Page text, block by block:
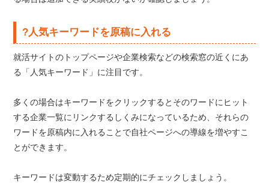
?人気キーワードを原稿に入れる
就活サイトのトップページや企業検索などの検索窓の近くにあ
る「人気キーワード」に注目です。
多くの場合はキーワードをクリックするとそのワードにヒット
する企業一覧にリンクするしくみになっているため、それらの
ワードを原稿内に入れることで自社ページへの導線を増やすこ
とができます。
キーワードは変動するため定期的にチェックしましょう。